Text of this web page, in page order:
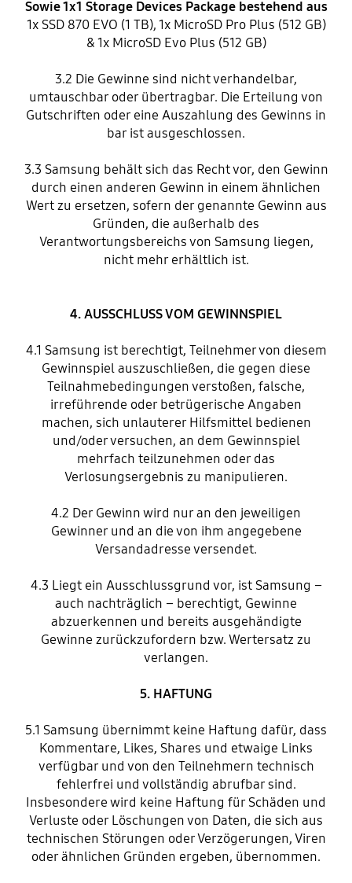
Sowie 1x1 Storage Devices Package bestehend aus
1x SSD 870 EVO (1 TB), 1x MicroSD Pro Plus (512 GB)
& 1x MicroSD Evo Plus (512 GB)
3.2 Die Gewinne sind nicht verhandelbar,
umtauschbar oder übertragbar. Die Erteilung von
Gutschriften oder eine Auszahlung des Gewinns in
bar ist ausgeschlossen.
3.3 Samsung behält sich das Recht vor, den Gewinn
durch einen anderen Gewinn in einem ähnlichen
Wert zu ersetzen, sofern der genannte Gewinn aus
Gründen, die außerhalb des
Verantwortungsbereichs von Samsung liegen,
nicht mehr erhältlich ist.
4. AUSSCHLUSS VOM GEWINNSPIEL
4.1 Samsung ist berechtigt, Teilnehmer von diesem
Gewinnspiel auszuschließen, die gegen diese
Teilnahmebedingungen verstoßen, falsche,
irreführende oder betrügerische Angaben
machen, sich unlauterer Hilfsmittel bedienen
und/oder versuchen, an dem Gewinnspiel
mehrfach teilzunehmen oder das
Verlosungsergebnis zu manipulieren.
4.2 Der Gewinn wird nur an den jeweiligen
Gewinner und an die von ihm angegebene
Versandadresse versendet.
4.3 Liegt ein Ausschlussgrund vor, ist Samsung –
auch nachträglich – berechtigt, Gewinne
abzuerkennen und bereits ausgehändigte
Gewinne zurückzufordern bzw. Wertersatz zu
verlangen.
5. HAFTUNG
5.1 Samsung übernimmt keine Haftung dafür, dass
Kommentare, Likes, Shares und etwaige Links
verfügbar und von den Teilnehmern technisch
fehlerfrei und vollständig abrufbar sind.
Insbesondere wird keine Haftung für Schäden und
Verluste oder Löschungen von Daten, die sich aus
technischen Störungen oder Verzögerungen, Viren
oder ähnlichen Gründen ergeben, übernommen.